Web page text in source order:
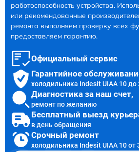
работоспособность устройства.
или рекомендованные
ремонта выполняем проверку всех
предоставляем гарантию.
Официальный сервис
Гарантийное
холодильника Indesit UIAA 10 до
Диагностика за наш счет,
ремонт по желанию
Бесплатный выезд
в день обращения
Срочный ремонт
холодильника Indesit UIAA 10 от